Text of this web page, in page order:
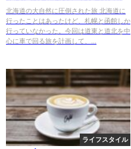
北海道の大自然に圧倒された旅 北海道に
行ったことはあったけど、札幌と函館しか
行っていなかった。今回は道東と道北を中
心に車で回る旅を計画して、...
ライフスタイル